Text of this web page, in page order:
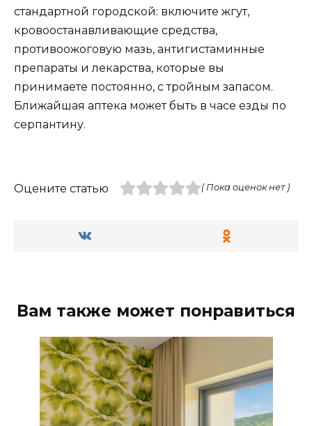
стандартной городской: включите жгут,
кровоостанавливающие средства,
противоожоговую мазь, антигистаминные
препараты и лекарства, которые вы
принимаете постоянно, с тройным запасом.
Ближайшая аптека может быть в часе езды по
серпантину.
Оцените статью ( Пока оценок нет )
Вам также может понравиться